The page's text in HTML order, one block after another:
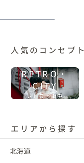
人気のコンセプト
RETRO・
CITY
レトロ・街中
エリアから探す
北海道